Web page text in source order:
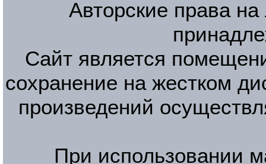
Авторские права
Сайт является
сохранение на жестком
произведений
При использовании